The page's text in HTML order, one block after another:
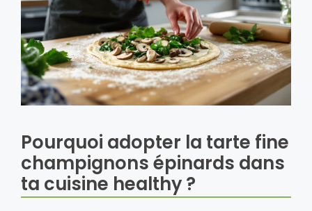
Pourquoi adopter la tarte fine
champignons épinards dans
ta cuisine healthy ?